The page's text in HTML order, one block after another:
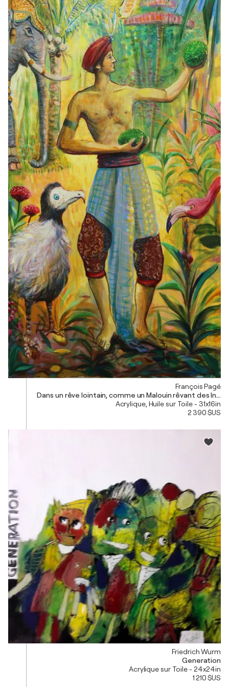
François Pagé
Dans un rêve lointain, comme un Malouin rêvant des Indes
Acrylique, Huile sur Toile - 31x16in
2 390 $US
Friedrich Wurm
Generation
Acrylique sur Toile - 24x24in
1 210 $US